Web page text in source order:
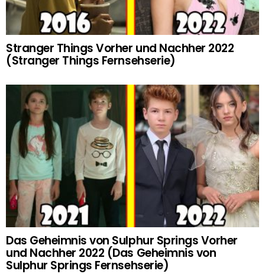
Stranger Things Vorher und Nachher 2022
(Stranger Things Fernsehserie)
Das Geheimnis von Sulphur Springs Vorher
und Nachher 2022 (Das Geheimnis von
Sulphur Springs Fernsehserie)